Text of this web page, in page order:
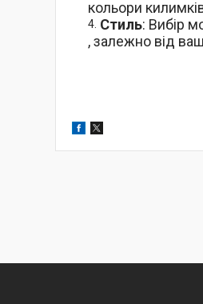
кольори
Стиль: Вибір
, залежно від